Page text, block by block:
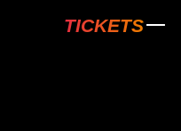
TICKETS